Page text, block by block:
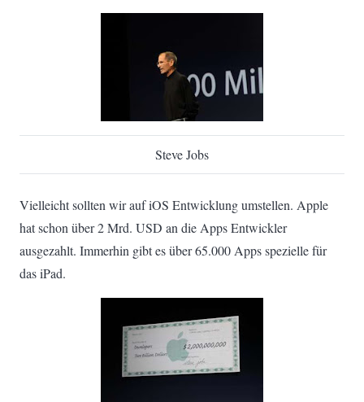
Steve Jobs
Vielleicht sollten wir auf iOS Entwicklung umstellen. Apple
hat schon über 2 Mrd. USD an die Apps Entwickler
ausgezahlt. Immerhin gibt es über 65.000 Apps spezielle für
das iPad.